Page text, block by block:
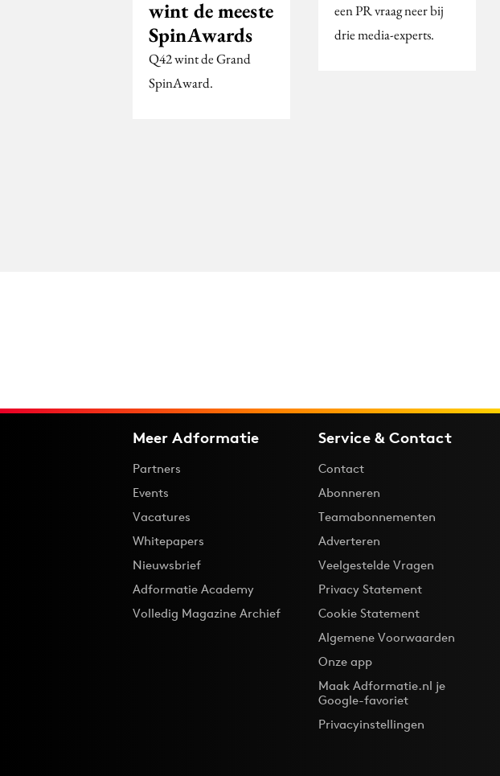
wint de meeste
SpinAwards
Q42 wint de Grand
SpinAward.
een PR vraag neer bij
drie media-experts.
Meer Adformatie
Partners
Events
Vacatures
Whitepapers
Nieuwsbrief
Adformatie Academy
Volledig Magazine Archief
Service & Contact
Contact
Abonneren
Teamabonnementen
Adverteren
Veelgestelde Vragen
Privacy Statement
Cookie Statement
Algemene Voorwaarden
Onze app
Maak Adformatie.nl je
Google-favoriet
Privacyinstellingen